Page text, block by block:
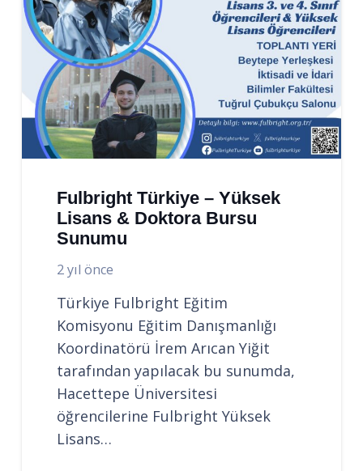
Fulbright Türkiye – Yüksek
Lisans & Doktora Bursu
Sunumu
2 yıl önce
Türkiye Fulbright Eğitim
Komisyonu Eğitim Danışmanlığı
Koordinatörü İrem Arıcan Yiğit
tarafından yapılacak bu sunumda,
Hacettepe Üniversitesi
öğrencilerine Fulbright Yüksek
Lisans…